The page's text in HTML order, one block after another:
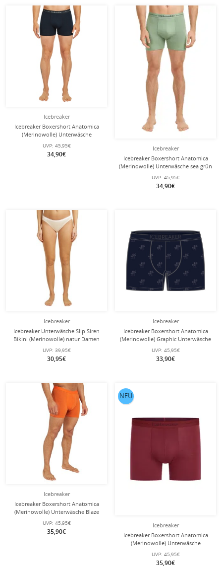
Icebreaker
Icebreaker Boxershort Anatomica
(Merinowolle) Unterwäsche
midnight navyblau Herren
UVP: 45,95€
34,90€
Icebreaker
Icebreaker Boxershort Anatomica
(Merinowolle) Unterwäsche sea grün
UVP: 45,95€
34,90€
Icebreaker
Icebreaker Unterwäsche Slip Siren
Bikini (Merinowolle) natur Damen
UVP: 39,95€
30,95€
Icebreaker
Icebreaker Boxershort Anatomica
(Merinowolle) Graphic Unterwäsche
UVP: 45,95€
33,90€
Icebreaker
Icebreaker Boxershort Anatomica
(Merinowolle) Unterwäsche Blaze
UVP: 45,95€
35,90€
Icebreaker
Icebreaker Boxershort Anatomica
(Merinowolle) Unterwäsche
burgundrot Herren
UVP: 45,95€
35,90€
NEU